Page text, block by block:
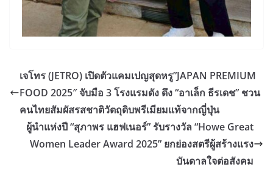
เจโทร (JETRO) เปิดตัวแคมเปญสุดหรู”JAPAN PREMIUM
FOOD 2025″ จับมือ 3 โรงแรมดัง ดึง “อาเล็ก ธีรเดช” ชวน
คนไทยสัมผัสรสชาติวัตถุดิบพรีเมียมแท้จากญี่ปุ่น
ผู้นำแห่งปี “สุภาพร แฮฟเนอร์” รับรางวัล “Howe Great
Women Leader Award 2025” ยกย่องสตรีผู้สร้างแรง
บันดาลใจต่อสังคม